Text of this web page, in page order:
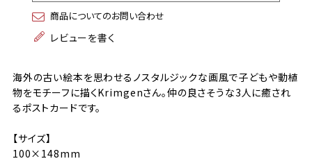
商品についてのお問い合わせ
レビューを書く
海外の古い絵本を思わせるノスタルジックな画風で子どもや動植
物をモチーフに描くKrimgenさん。仲の良さそうな3人に癒され
るポストカードです。
【サイズ】
100×148mm